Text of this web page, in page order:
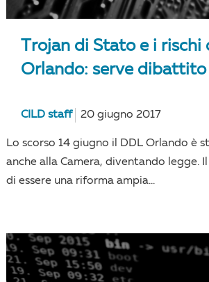
Trojan di Stato e i rischi
Orlando: serve
CILD staff 20 giugno 2017
Lo scorso 14 giugno il DDL Orlando è
anche alla Camera, diventando legge.
di essere una riforma ampia...